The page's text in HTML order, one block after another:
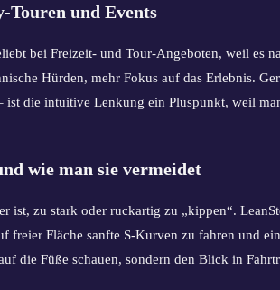
Touren und Events
bei Freizeit- und Tour-Angeboten, weil es
Hürden, mehr Fokus auf das Erlebnis.
ist die intuitive Lenkung ein Pluspunkt, weil
wie man sie vermeidet
ist, zu stark oder ruckartig zu „kippen“.
freier Fläche sanfte S-Kurven zu fahren und
die Füße schauen, sondern den Blick in